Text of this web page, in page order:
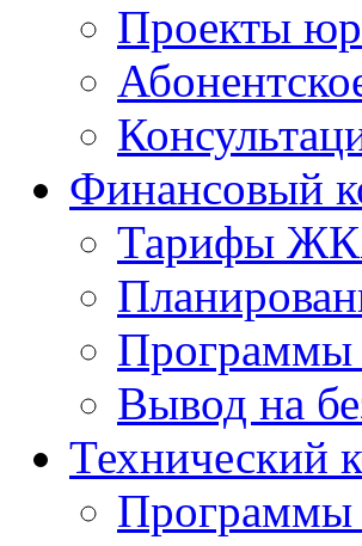
Проекты
Финансовый
Тарифы
Программы
Вывод на
Технический
Программы